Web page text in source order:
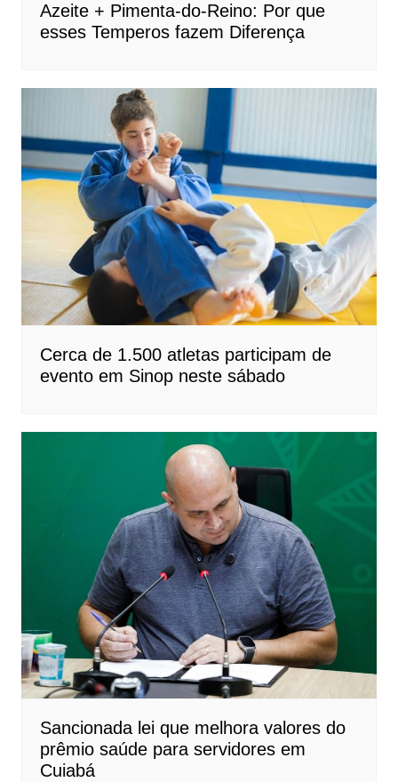
Azeite + Pimenta-do-Reino: Por que
esses Temperos fazem Diferença
Cerca de 1.500 atletas participam de
evento em Sinop neste sábado
Sancionada lei que melhora valores do
prêmio saúde para servidores em
Cuiabá